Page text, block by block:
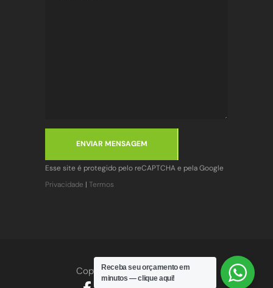
ENVIAR MENSAGEM
Esse site é protegido pelo reCAPTCHA e pela Google
Privacidade | Termos
Copyright2026© R-1 Fitness
Receba seu orçamento em
minutos — clique aqui!